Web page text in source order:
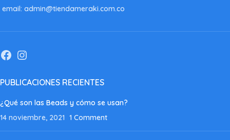
email: admin@tiendameraki.com.co
PUBLICACIONES RECIENTES
¿Qué son las Beads y cómo se usan?
14 noviembre, 2021 1 Comment